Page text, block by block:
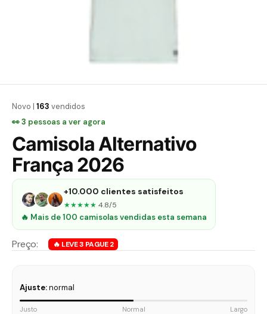
Novo | 163 vendidos
👀3 pessoas a ver agora
Camisola Alternativo
França 2026
+10.000 clientes satisfeitos
★★★★★ 4.8/5
🔥 Mais de 100 camisolas vendidas esta semana
Ajuste:normal
Justo Normal Largo